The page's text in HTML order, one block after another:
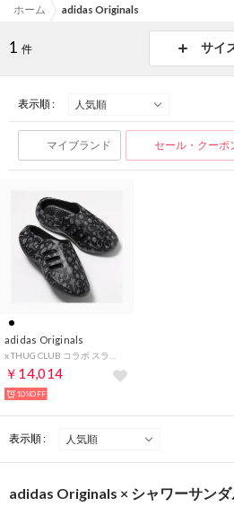
ホーム adidas Originals
1 件 サイ
表示順 :
マイブランド セール・クーポ
adidas Originals
￥14,014
10%OFF
表示順 :
adidas Originals × シャワーサン